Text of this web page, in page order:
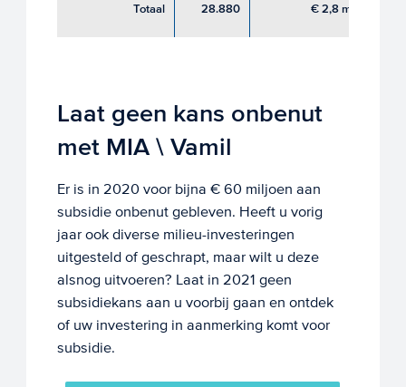
Totaal 28.880 € 2,8 mld
Laat geen kans onbenut
met MIA \ Vamil
Er is in 2020 voor bijna € 60 miljoen aan
subsidie onbenut gebleven. Heeft u vorig
jaar ook diverse milieu-investeringen
uitgesteld of geschrapt, maar wilt u deze
alsnog uitvoeren? Laat in 2021 geen
subsidiekans aan u voorbij gaan en ontdek
of uw investering in aanmerking komt voor
subsidie.